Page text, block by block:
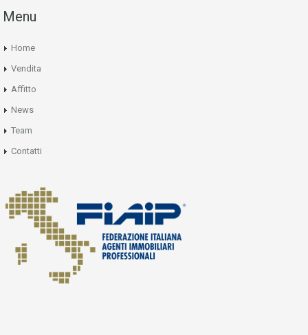
Menu
Home
Vendita
Affitto
News
Team
Contatti